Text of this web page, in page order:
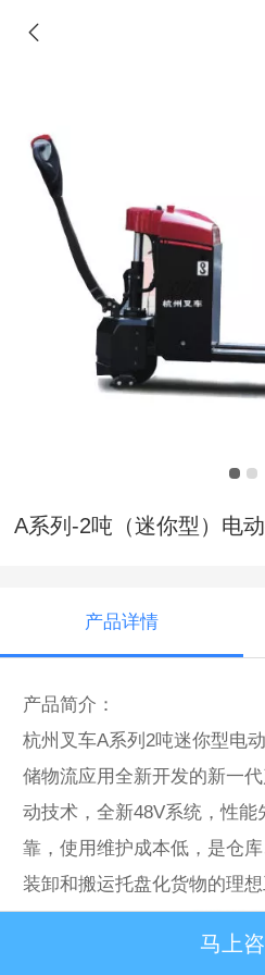
A系列-2吨（迷你型）电
产品详情
产品简介：
杭州叉车A系列2吨迷你型电
储物流应用全新开发的新一
动技术，全新48V系统，性
靠，使用维护成本低，是仓
装卸和搬运托盘化货物的理想
马上